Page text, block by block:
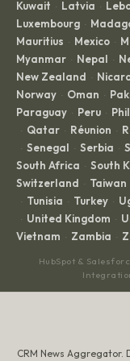
Kuwait · Latvia ·
Luxembourg ·
Mauritius · Mexico ·
Myanmar · Nepal ·
New Zealand ·
Norway · Oman ·
Paraguay · Peru ·
· Qatar · Réunion ·
· Senegal · Serbia ·
South Africa · South
Switzerland · Taiwan
· Tunisia · Turkey ·
· United Kingdom ·
Vietnam · Zambia ·
HubSpot &
CRM News Aggregator.